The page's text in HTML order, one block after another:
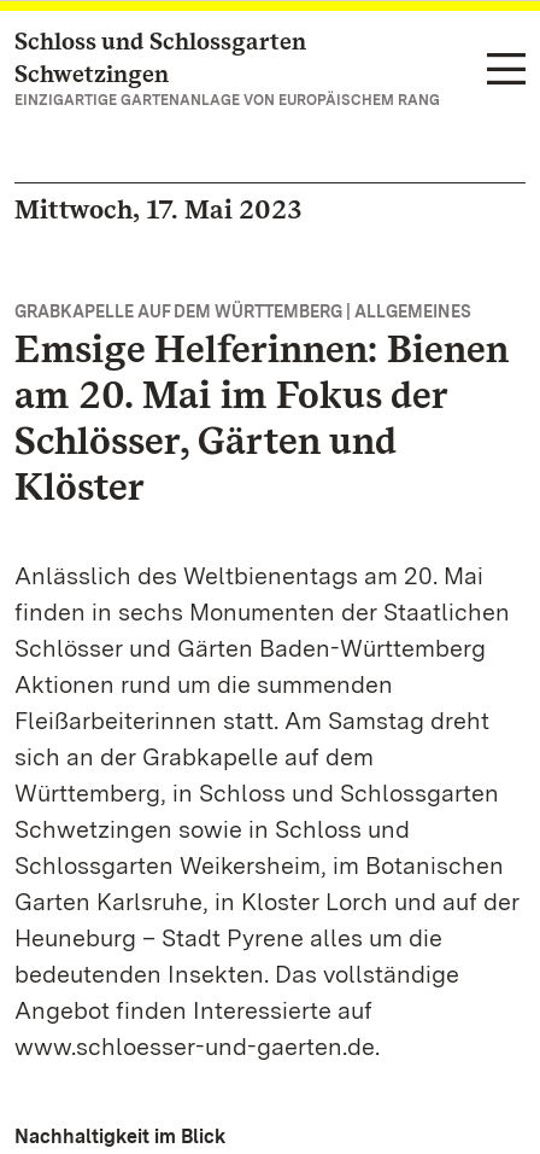
Zum Hauptinhalt springen
Schloss und Schlossgarten
Schwetzingen
EINZIGARTIGE GARTENANLAGE VON EUROPÄISCHEM RANG
Mittwoch, 17. Mai 2023
GRABKAPELLE AUF DEM WÜRTTEMBERG | ALLGEMEINES
Emsige Helferinnen: Bienen
am 20. Mai im Fokus der
Schlösser, Gärten und
Klöster
Anlässlich des Weltbienentags am 20. Mai
finden in sechs Monumenten der Staatlichen
Schlösser und Gärten Baden-Württemberg
Aktionen rund um die summenden
Fleißarbeiterinnen statt. Am Samstag dreht
sich an der Grabkapelle auf dem
Württemberg, in Schloss und Schlossgarten
Schwetzingen sowie in Schloss und
Schlossgarten Weikersheim, im Botanischen
Garten Karlsruhe, in Kloster Lorch und auf der
Heuneburg – Stadt Pyrene alles um die
bedeutenden Insekten. Das vollständige
Angebot finden Interessierte auf
www.schloesser-und-gaerten.de.
Nachhaltigkeit im Blick